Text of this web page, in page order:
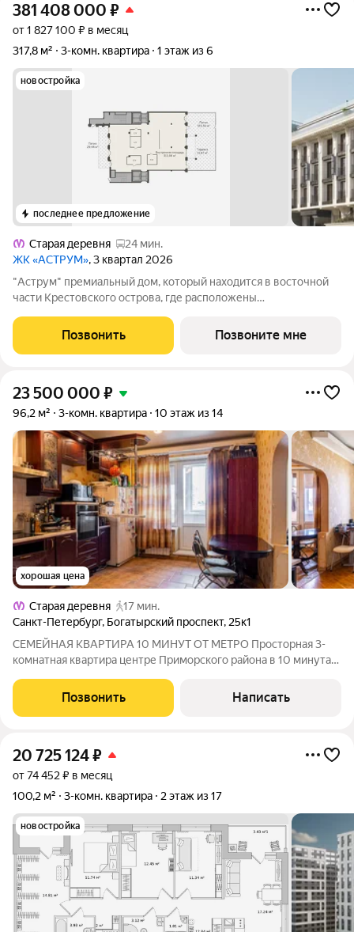
381 408 000 ₽
от 1 827 100 ₽ в месяц
317,8 м²
3-комн. квартира 1 этаж из 6
новостройка
последнее предложение
Старая деревня
24 мин.
ЖК «АСТРУМ», 3 квартал 2026
"Аструм" премиальный дoм, который находится в восточной
части Крестовского острова, где расположены
высокий статус окружения. Дом построен по проекту
архитектурного бюро DBA в неоклассическом
Позвонить Позвоните мне
23 500 000 ₽
96,2 м² 3-комн. квартира 10 этаж из 14
хорошая цена
Старая деревня
17 мин.
Санкт-Петербург, Богатырский проспект, 25к1
СЕМЕЙНАЯ КВАРТИРА 10 МИНУТ ОТ МЕТРО Просторная 3-
комнатная квартира центре Приморского района в 10 минутах
надёжный. Всё для семьи рядом: во дворе школа, в соседних
дворах два детских сада.
Позвонить Написать
20 725 124₽
от 74 452 ₽ в месяц
100,2 м²
3-комн. квартира 2 этаж из 17
новостройка